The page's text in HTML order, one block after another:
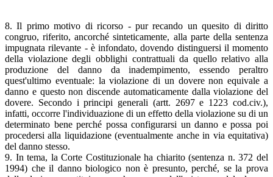
8. Il primo motivo di ricorso - pur recando un quesito di diritto
congruo, riferito, ancorché sinteticamente, alla parte della sentenza
impugnata rilevante - è infondato, dovendo distinguersi il momento
della violazione degli obblighi contrattuali da quello relativo alla
produzione del danno da inadempimento, essendo peraltro
quest'ultimo eventuale: la violazione di un dovere non equivale a
danno e questo non discende automaticamente dalla violazione del
dovere. Secondo i principi generali (artt. 2697 e 1223 cod.civ.),
infatti, occorre l'individuazione di un effetto della violazione su di un
determinato bene perché possa configurarsi un danno e possa poi
procedersi alla liquidazione (eventualmente anche in via equitativa)
del danno stesso.
9. In tema, la Corte Costituzionale ha chiarito (sentenza n. 372 del
1994) che il danno biologico non è presunto, perché, se la prova